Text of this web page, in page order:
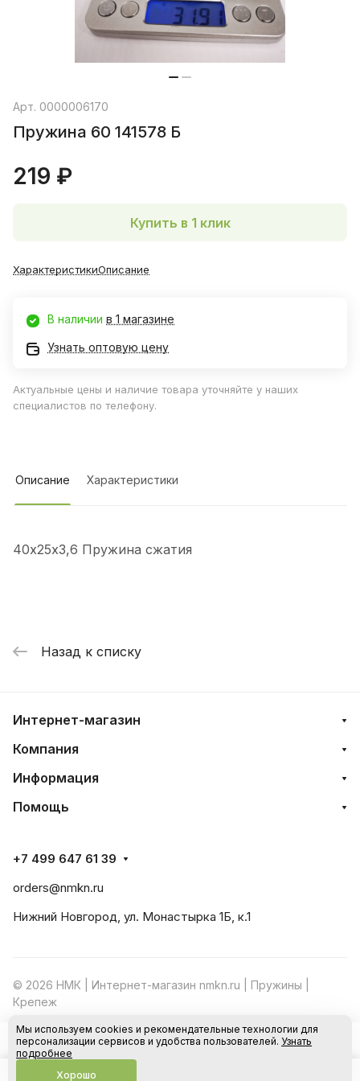
Арт. 0000006170
Пружина 60 141578 Б
219 ₽
В корзину
Купить в 1 клик
ХарактеристикиОписание
В наличии в 1 магазине
Узнать оптовую цену
Актуальные цены и наличие товара уточняйте у наших
специалистов по телефону.
Описание Характеристики
40х25х3,6 Пружина сжатия
Назад к списку
Интернет-магазин
Компания
Информация
Помощь
+7 499 647 61 39
orders@nmkn.ru
Нижний Новгород, ул. Монастырка 1Б, к.1
© 2026 НМК | Интернет-магазин nmkn.ru | Пружины |
Крепеж
Конфиденциальность Оферта
Мы используем cookies и рекомендательные технологии для
персонализации сервисов и удобства пользователей. Узнать
подробнее
Хорошо